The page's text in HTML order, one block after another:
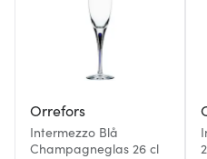
Orrefors
Intermezzo Blå
Champagneglas 26 cl